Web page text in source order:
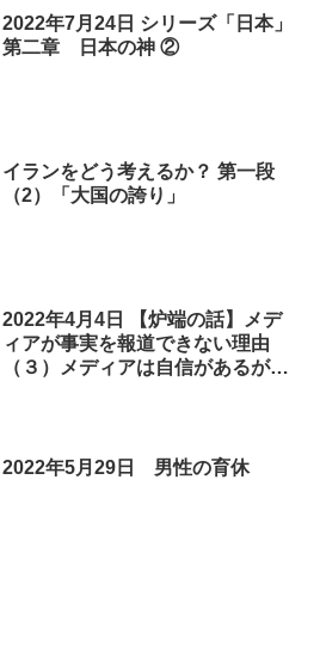
2022年7月24日 シリーズ「日本」
第二章 日本の神 ②
イランをどう考えるか？ 第一段
（2）「大国の誇り」
2022年4月4日 【炉端の話】メデ
ィアが事実を報道できない理由
（３）メディアは自信があるが間
2022年5月29日 男性の育休